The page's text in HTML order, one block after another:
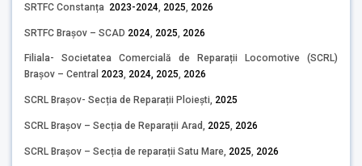
SRTFC Constanța 2023-2024 2025 2026
SRTFC Brașov – SCAD 2024 2025 2026
Filiala- Societatea Comercială de Reparații Locomotive (SCRL)
Brașov – Central 2023, 2024, 2025, 2026
SCRL Brașov- Secția de Reparații Ploiești, 2025
SCRL Brașov – Secția de Reparații Arad, 2025, 2026
SCRL Brașov – Secția de reparații Satu Mare, 2025 2026